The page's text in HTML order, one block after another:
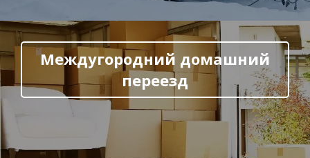
Междугородний домашний
переезд